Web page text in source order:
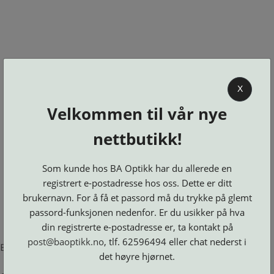
BA OPTIKK
KJØPSVILKÅR
OSS
BESTILL
DELER
LOGG INN
Brillerens
Brillesnorer
Clip-
on
Suncover
Etuier
Innfatninger
Lesebriller
Luper
og
Speil
Maskiner
Microkluter
Neseputer
Se alle kategorier
Error loading product page.
X
Velkommen til vår nye
nettbutikk!
Som kunde hos BA Optikk har du allerede en
registrert e-postadresse hos oss. Dette er ditt
brukernavn. For å få et passord må du trykke på glemt
passord-funksjonen nedenfor. Er du usikker på hva
din registrerte e-postadresse er, ta kontakt på
post@baoptikk.no, tlf. 62596494 eller chat nederst i
det høyre hjørnet.